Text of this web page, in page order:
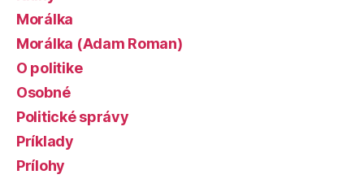
Morálka
Morálka (Adam Roman)
O politike
Osobné
Politické správy
Príklady
Prílohy